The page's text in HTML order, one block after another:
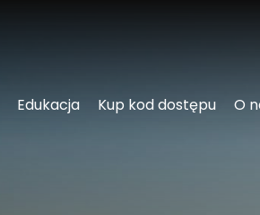
Edukacja Kup kod dostępu O